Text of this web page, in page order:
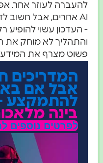
להעברה לעוזר אחר.
AI אחרים, אבל חשוב לדעת שהפיצ'ר עדיין
והתהליך לא מוחק את
פשוט מצרף את המידע
המדריכים
אבל אם
להתמקצע
בינה
לפרטים נוספים